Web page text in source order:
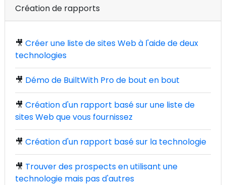
Création de rapports
🎥 Créer une liste de sites Web à l'aide de deux
technologies
🎥 Démo de BuiltWith Pro de bout en bout
🎥 Création d'un rapport basé sur une liste de
sites Web que vous fournissez
🎥 Création d'un rapport basé sur la technologie
🎥 Trouver des prospects en utilisant une
technologie mais pas d'autres